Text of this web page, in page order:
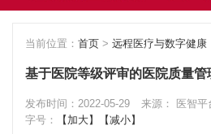
当前位置： 首页 > 远程医疗与数字健康
基于医院等级评审的医院质量管
发布时间：2022-05-29 来源： 医智平
字号：
【加大】 【减小】